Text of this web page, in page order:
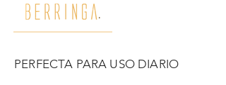
PERFECTA PARA USO DIARIO